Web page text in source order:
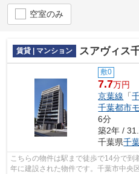
空室のみ
賃貸 | マンション スアヴィス
敷0
7.7万円
京葉線 「
千葉都市
6分
築2年 /
千葉県千
こちらの物件は駅まで徒歩で14分で
年に建設された物件です。千葉市中央